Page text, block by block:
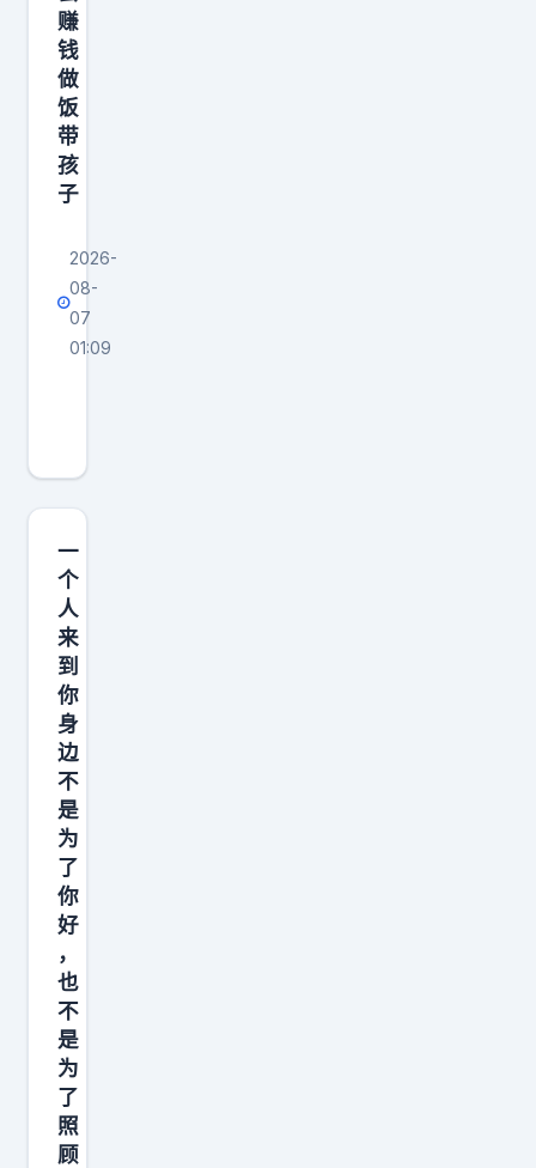
手
争
取
生
活
，
才
赚
钱
做
饭
带
孩
子
2026-
08-
07
01:09
听
老
人
说
，
找
个
好
对
象
旺
三
代
。
时
候
不
懂
，
以
一
个
人
来
到
你
身
边
不
是
为
了
你
好
，
也
不
是
为
了
照
顾